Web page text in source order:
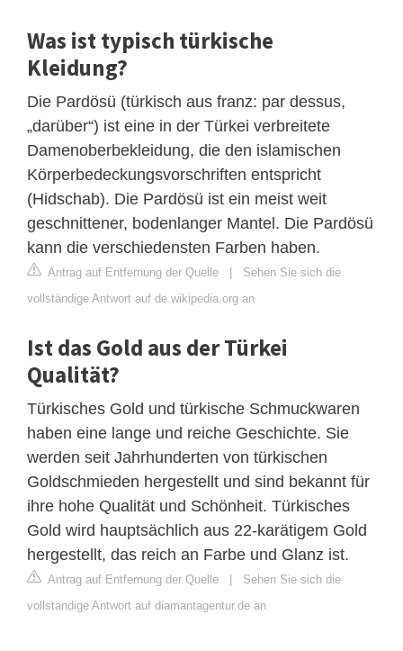
Was ist typisch türkische
Kleidung?
Die Pardösü (türkisch aus franz: par dessus,
„darüber“) ist eine in der Türkei verbreitete
Damenoberbekleidung, die den islamischen
Körperbedeckungsvorschriften entspricht
(Hidschab). Die Pardösü ist ein meist weit
geschnittener, bodenlanger Mantel. Die Pardösü
kann die verschiedensten Farben haben.
Antrag auf Entfernung der Quelle | Sehen Sie sich die
vollständige Antwort auf de.wikipedia.org an
Ist das Gold aus der Türkei
Qualität?
Türkisches Gold und türkische Schmuckwaren
haben eine lange und reiche Geschichte. Sie
werden seit Jahrhunderten von türkischen
Goldschmieden hergestellt und sind bekannt für
ihre hohe Qualität und Schönheit. Türkisches
Gold wird hauptsächlich aus 22-karätigem Gold
hergestellt, das reich an Farbe und Glanz ist.
Antrag auf Entfernung der Quelle | Sehen Sie sich die
vollständige Antwort auf diamantagentur.de an